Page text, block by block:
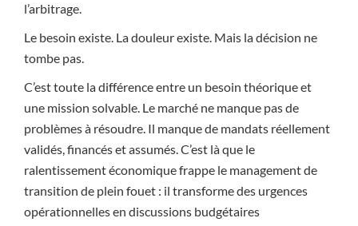
l’arbitrage.
Le besoin existe. La douleur existe. Mais la décision ne
tombe pas.
C’est toute la différence entre un besoin théorique et
une mission solvable. Le marché ne manque pas de
problèmes à résoudre. Il manque de mandats réellement
validés, financés et assumés. C’est là que le
ralentissement économique frappe le management de
transition de plein fouet : il transforme des urgences
opérationnelles en discussions budgétaires